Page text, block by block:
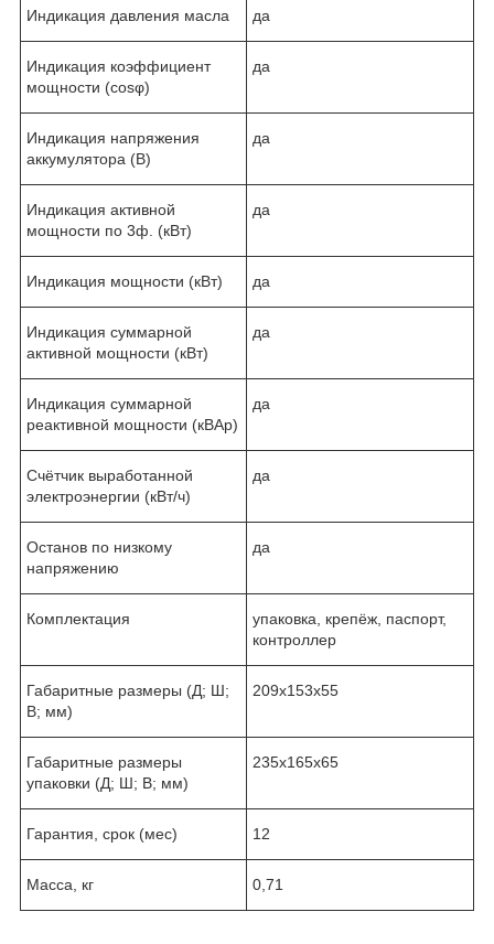
Индикация давления масла да
Индикация коэффициент
мощности (cosφ)
да
Индикация напряжения
аккумулятора (В)
да
Индикация активной
мощности по 3ф. (кВт)
да
Индикация мощности (кВт) да
Индикация суммарной
активной мощности (кВт)
да
Индикация суммарной
реактивной мощности (кВАр)
да
Счётчик выработанной
электроэнергии (кВт/ч)
да
Останов по низкому
напряжению
да
Комплектация
упаковка, крепёж, паспорт,
контроллер
Габаритные размеры (Д; Ш;
В; мм)
209х153х55
Габаритные размеры
упаковки (Д; Ш; В; мм)
235х165х65
Гарантия, срок (мес) 12
Масса, кг 0,71